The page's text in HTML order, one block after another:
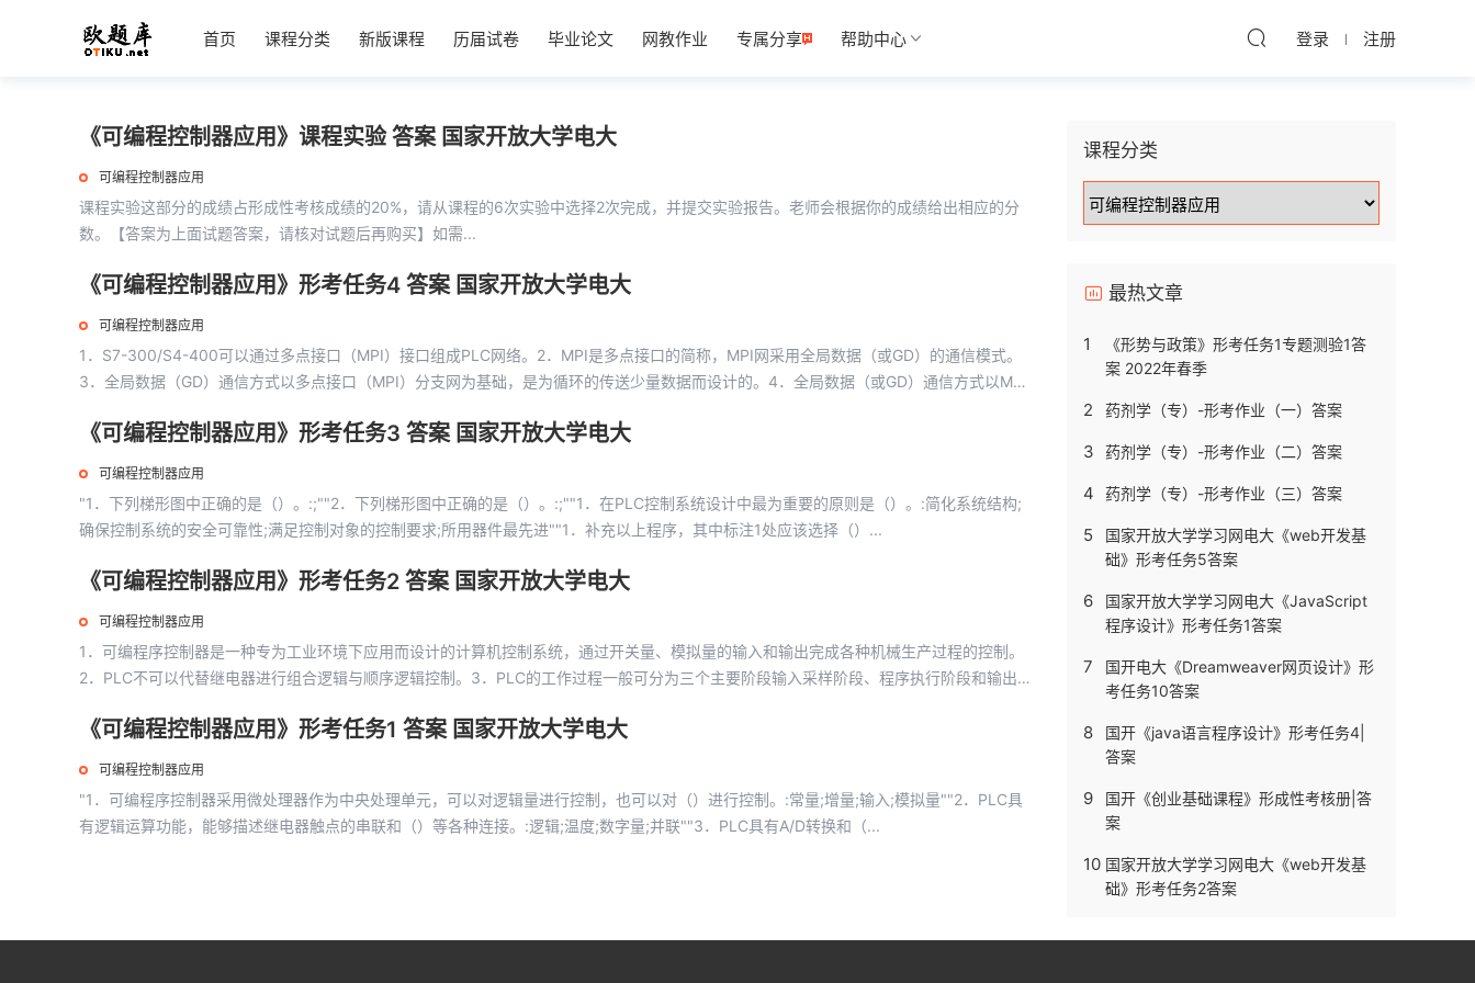
首页 课程分类 新版课程 历届试卷 毕业论文 网教作业 专属分享 帮助中心 登录 注册
《可编程控制器应用》课程实验 答案 国家开放大学电大
可编程控制器应用
课程实验这部分的成绩占形成性考核成绩的20%，请从课程的6次实验中选择2次完成，并提交实验报告。老师会根据你的成绩给出相应的分
数。【答案为上面试题答案，请核对试题后再购买】如需...
《可编程控制器应用》形考任务4 答案 国家开放大学电大
可编程控制器应用
1．S7-300/S4-400可以通过多点接口（MPI）接口组成PLC网络。2．MPI是多点接口的简称，MPI网采用全局数据（或GD）的通信模式。
3．全局数据（GD）通信方式以多点接口（MPI）分支网为基础，是为循环的传送少量数据而设计的。4．全局数据（或GD）通信方式以MPI
《可编程控制器应用》形考任务3 答案 国家开放大学电大
可编程控制器应用
"1．下列梯形图中正确的是（）。:;""2．下列梯形图中正确的是（）。:;""1．在PLC控制系统设计中最为重要的原则是（）。:简化系统结构;
确保控制系统的安全可靠性;满足控制对象的控制要求;所用器件最先进""1．补充以上程序，其中标注1处应该选择（）...
《可编程控制器应用》形考任务2 答案 国家开放大学电大
可编程控制器应用
1．可编程序控制器是一种专为工业环境下应用而设计的计算机控制系统，通过开关量、模拟量的输入和输出完成各种机械生产过程的控制。
2．PLC不可以代替继电器进行组合逻辑与顺序逻辑控制。3．PLC的工作过程一般可分为三个主要阶段输入采样阶段、程序执行阶段和输出刷
《可编程控制器应用》形考任务1 答案 国家开放大学电大
可编程控制器应用
"1．可编程序控制器采用微处理器作为中央处理单元，可以对逻辑量进行控制，也可以对（）进行控制。:常量;增量;输入;模拟量""2．PLC具
有逻辑运算功能，能够描述继电器触点的串联和（）等各种连接。:逻辑;温度;数字量;并联""3．PLC具有A/D转换和（...
课程分类
最热文章
1
《形势与政策》形考任务1专题测验1答
案 2022年春季
2 药剂学（专）-形考作业（一）答案
3 药剂学（专）-形考作业（二）答案
4 药剂学（专）-形考作业（三）答案
5
国家开放大学学习网电大《web开发基
础》形考任务5答案
6
国家开放大学学习网电大《JavaScript
程序设计》形考任务1答案
7
国开电大《Dreamweaver网页设计》形
考任务10答案
8
国开《java语言程序设计》形考任务4|
答案
9
国开《创业基础课程》形成性考核册|答
案
10 国家开放大学学习网电大《web开发基
础》形考任务2答案